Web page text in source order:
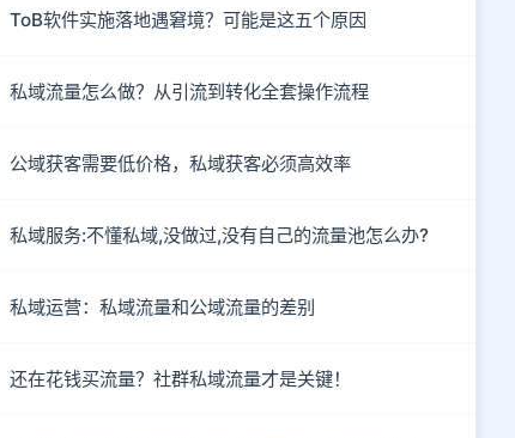
ToB软件实施落地遇窘境？可能是这五个原因
私域流量怎么做？从引流到转化全套操作流程
公域获客需要低价格，私域获客必须高效率
私域服务:不懂私域,没做过,没有自己的流量池怎么办?
私域运营：私域流量和公域流量的差别
还在花钱买流量？社群私域流量才是关键！